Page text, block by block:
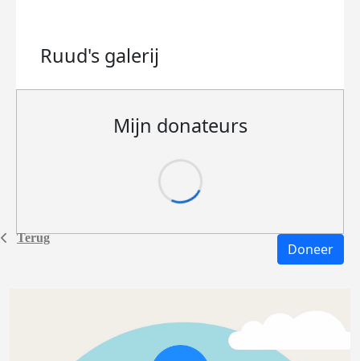
Terug
Ruud's galerij
Mijn donateurs
Doneer